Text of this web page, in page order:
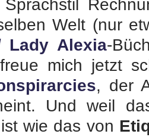
Sprachstil
Welt (nur
Lady Alexia-
mich jetzt
, der
Und weil
wie das von